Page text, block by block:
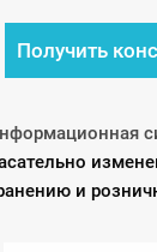
Получить
и